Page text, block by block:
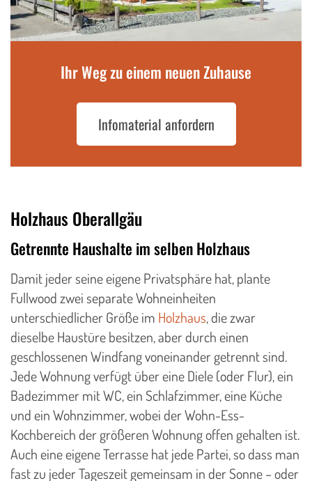
Ihr Weg zu einem neuen Zuhause
Infomaterial anfordern
Holzhaus Oberallgäu
Getrennte Haushalte im selben Holzhaus
​Damit jeder seine eigene Privatsphäre hat, plante
Fullwood zwei separate Wohneinheiten
unterschiedlicher Größe im Holzhaus, die zwar
dieselbe Haustüre besitzen, aber durch einen
geschlossenen Windfang voneinander getrennt sind.
Jede Wohnung verfügt über eine Diele (oder Flur), ein
Badezimmer mit WC, ein Schlafzimmer, eine Küche
und ein Wohnzimmer, wobei der Wohn-Ess-
Kochbereich der größeren Wohnung offen gehalten ist.
Auch eine eigene Terrasse hat jede Partei, so dass man
fast zu jeder Tageszeit gemeinsam in der Sonne – oder